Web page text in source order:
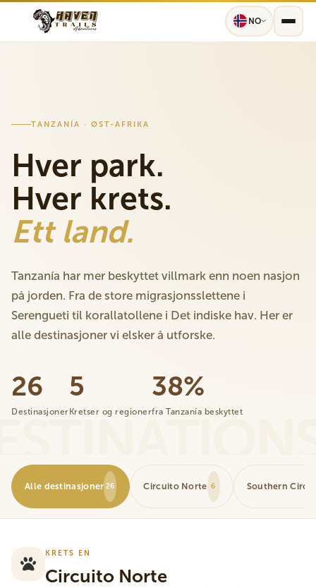
NO
TANZANÍA · ØST-AFRIKA
Hver park.
Hver krets.
Ett land.
Tanzanía har mer beskyttet villmark enn noen nasjon
på jorden. Fra de store migrasjonsslettene i
Serengueti til korallatollene i Det indiske hav. Her er
alle destinasjoner vi elsker å utforske.
26
Destinasjoner
5
Kretser og regioner
38%
fra Tanzanía beskyttet
Alle destinasjoner 26 Circuito Norte 6 Southern
KRETS EN
Circuito Norte